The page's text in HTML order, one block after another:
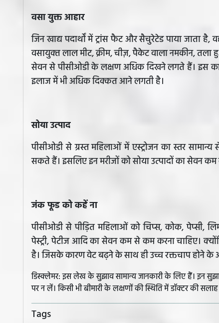
वसा युक्त आहार
जिन खाद्य पदार्थों में ट्रांस फैट और सैचुरेटेड पाया जाता है,
वसायुक्‍त लाल मीट, क्रीम, चीज़, पैकेट वाला नमकीन, तला
सेवन से पीसीओडी के लक्षण अधिक दिखने लगते हैं। इस
इलाज में भी अधिक दिक्कत आने लगती है।
सोया उत्‍पाद
पीसीओडी से ग्रस्त महिलाओं में एस्ट्रोजन का स्तर
सकते हैं। इसलिए इन मरीजों को सोया उत्‍पादों का सेवन कम
जंक फूड को कहें ना
पीसीओडी से पीड़ित महिलाओं को चिप्स, कोक, पेप्सी,
पेस्ट्री, पेटीज आदि का सेवन कम से कम करना चाहिए।
है। जिसके कारण वेट बढ़ने के साथ ही उच्च रक्तचाप होने के
डिस्क्लेमर: इस लेख के सुझाव सामान्य जानकारी के लिए हैं। इन
पर न लें। किसी भी बीमारी के लक्षणों की स्थिति में डॉक्टर की
Tags